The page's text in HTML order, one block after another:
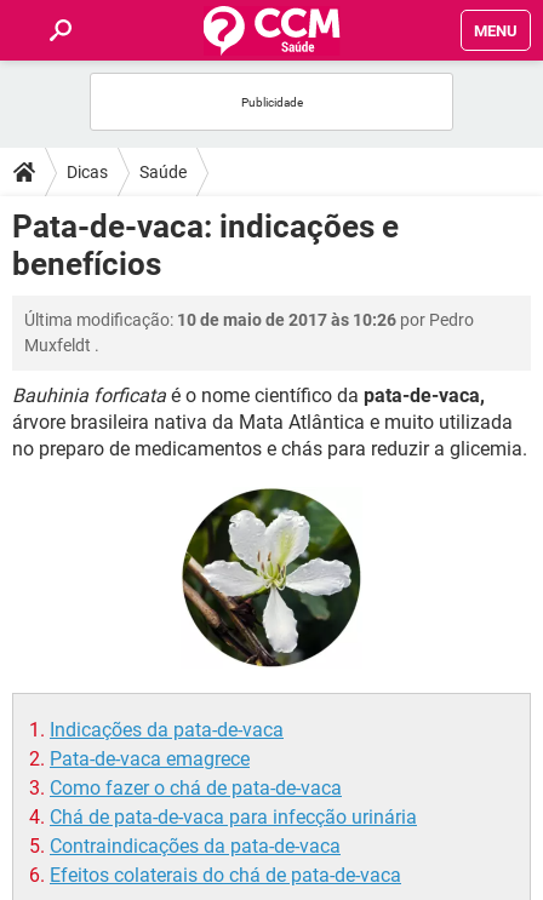
MENU
FÓRUM
SAÚDE
FAMÍLIA
NUTRIÇÃO
BEM-ESTAR
SEXUALIDADE
Dicas Saúde
Pata-de-vaca: indicações e
benefícios
Última modificação: 10 de maio de 2017 às 10:26 por Pedro
Muxfeldt .
Bauhinia forficata é o nome científico da pata-de-vaca,
árvore brasileira nativa da Mata Atlântica e muito utilizada
no preparo de medicamentos e chás para reduzir a glicemia.
Indicações da pata-de-vaca
Pata-de-vaca emagrece
Como fazer o chá de pata-de-vaca
Chá de pata-de-vaca para infecção urinária
Contraindicações da pata-de-vaca
Efeitos colaterais do chá de pata-de-vaca